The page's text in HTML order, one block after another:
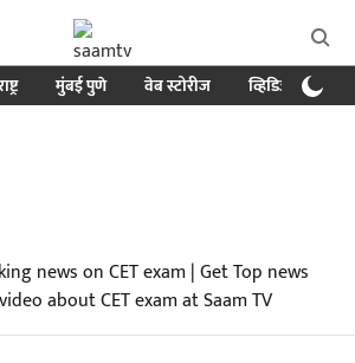
मुंबई पुणे वेब स्टोरीज व्हिडिओ
news on CET exam | Get Top news
about CET exam at Saam TV